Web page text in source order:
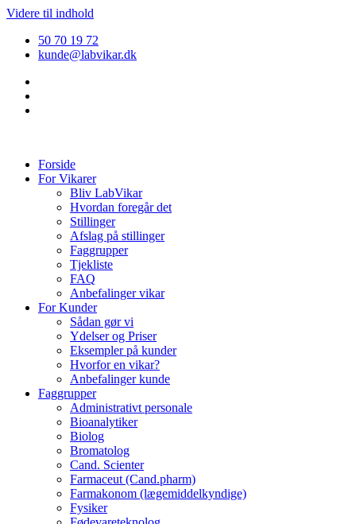
Videre til indhold
50 70 19 72
kunde@labvikar.dk
Forside
For Vikarer
Bliv LabVikar
Hvordan foregår det
Stillinger
Afslag på stillinger
Faggrupper
Tjekliste
FAQ
Anbefalinger vikar
For Kunder
Sådan gør vi
Ydelser og Priser
Eksempler på kunder
Hvorfor en vikar?
Anbefalinger kunde
Faggrupper
Administrativt personale
Bioanalytiker
Biolog
Bromatolog
Cand. Scienter
Farmaceut (Cand.pharm)
Farmakonom (lægemiddelkyndige)
Fysiker